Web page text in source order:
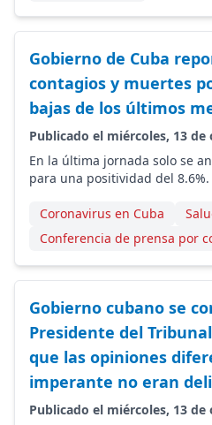
Gobierno de Cuba
contagios y muertes
bajas de los últimos
Publicado el miércoles, 13 de
En la última jornada solo se
para una positividad del 8.6%.
Coronavirus en Cuba
Conferencia de prensa por
Gobierno cubano se
Presidente del
que las opiniones
imperante no eran
Publicado el miércoles, 13 de